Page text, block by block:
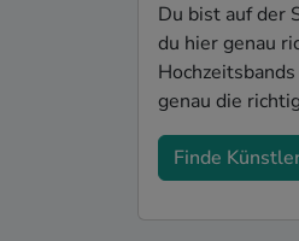
Du bist auf der
du hier genau
genau die
Finde